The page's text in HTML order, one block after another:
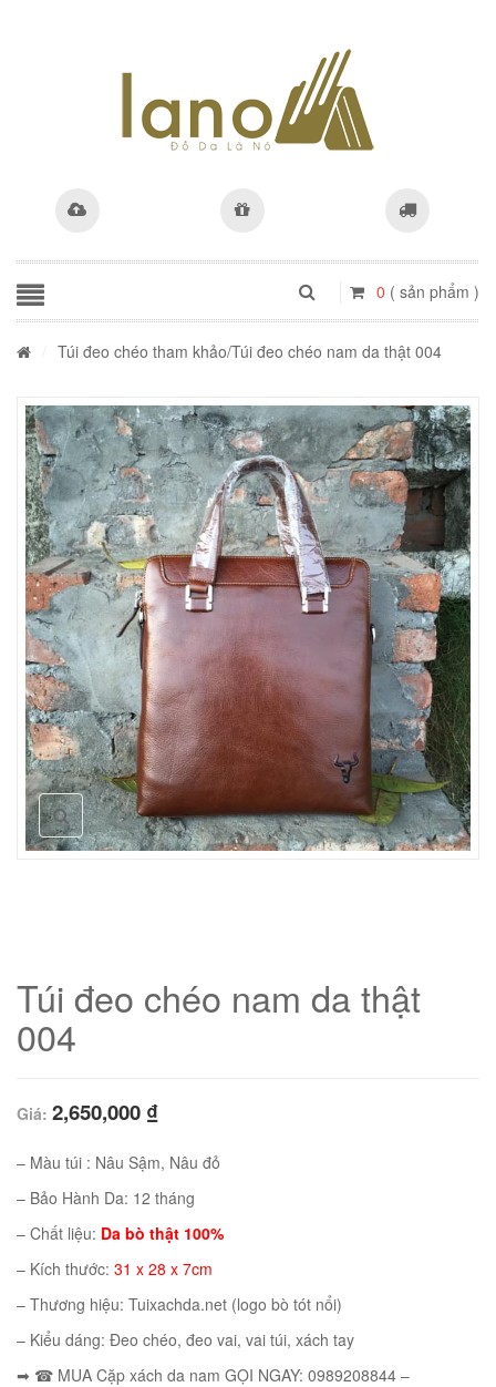
0 ( sản phẩm )
Túi đeo chéo tham khảo/Túi đeo chéo nam da thật 004
Túi đeo chéo nam da thật
004
Giá: 2,650,000 ₫
– Màu túi : Nâu Sậm, Nâu đỏ
– Bảo Hành Da: 12 tháng
– Chất liệu: Da bò thật 100%
– Kích thước: 31 x 28 x 7cm
– Thương hiệu: Tuixachda.net (logo bò tót nổi)
– Kiểu dáng: Đeo chéo, đeo vai, vai túi, xách tay
➡ ☎ MUA Cặp xách da nam GỌI NGAY: 0989208844 –